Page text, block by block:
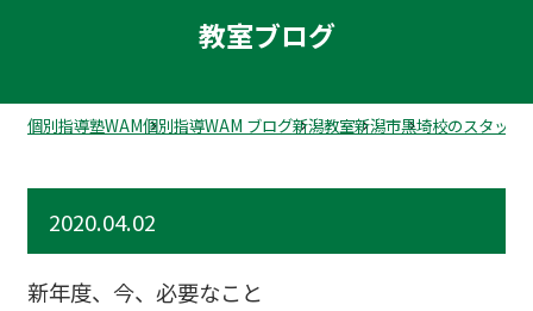
教室ブログ
個別指導塾WAM個別指導WAM ブログ新潟教室新潟市黒埼校のスタッフ
2020.04.02
新年度、今、必要なこと